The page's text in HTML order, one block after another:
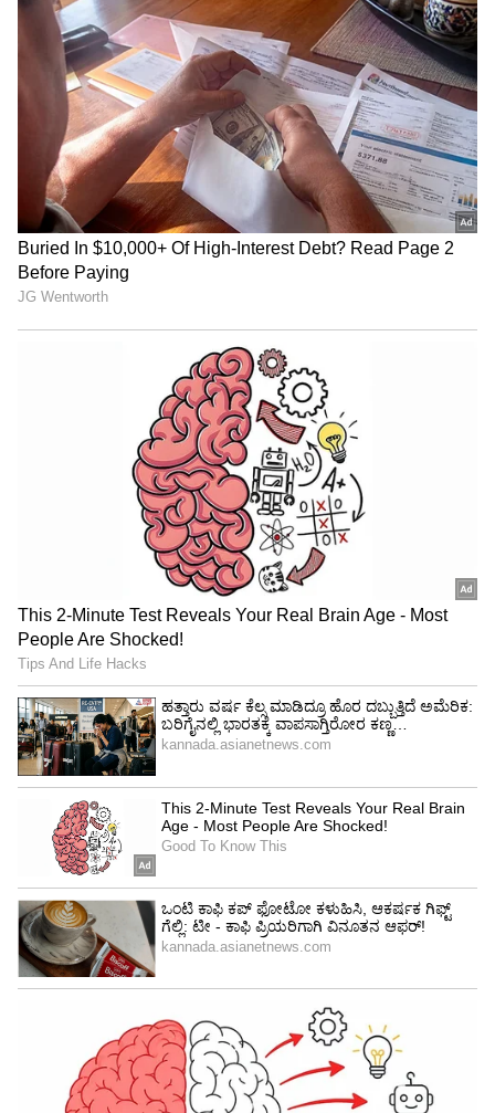
ಆಕ್ಟೀವ್‌ ನಾಯ್ಸ್‌ ಕ್ಯಾನ್ಸಲೇಷನ್‌ ಅಥವಾ ಎಎನ್‌ಸಿ ಎಂಬುದು
ಪ್ರತಿಯೊಬ್ಬ ಇಯರ್‌ಬಡ್ ಯೂಸರ್‌ ಹುಡುಕುವ ಪ್ರಮುಖ
ವೈಶಿಷ್ಟ್ಯವಾಗಿದೆ. Enco Air5 Pro ಕೇವಲ ಸುತ್ತಮುತ್ತಲಿನ
ಗೊಂದಲಗಳನ್ನು ನಿವಾರಿಸುವುದು ಮಾತ್ರವಲ್ಲದೆ, ಶಾಂತವಾದ
ಆಲಿಸುವ ವಾತಾವರಣವನ್ನು ಸೃಷ್ಟಿಸುತ್ತದೆ. ಇದು 5000Hz
ಅಲ್ಟ್ರಾ-ವೈಡ್ ಫ್ರೀಕ್ವೆನ್ಸಿ ಶ್ರೇಣಿಯಲ್ಲಿ 55dB ANC ಅನ್ನು
ನೀಡುತ್ತದೆ; ಈ ಫೀಚರ್ ಇದಕ್ಕಿಂತ ಹೆಚ್ಚಿನ ಬೆಲೆಯ
ಇಯರ್‌ಬಡ್ಸ್‌ಗಳಲ್ಲೂ ಸಿಗುವುದು ಅಪರೂಪ.
ಹೆಚ್ಚಿನ ಇಯರ್‌ಬಡ್ಸ್‌ಗಳು ಭಾರೀ ಶಬ್ದಗಳನ್ನು ಹೊರತುಪಡಿಸಿ
ದೈನಂದಿನ ಪರಿಸರದ ಮಧ್ಯಮ-ಫ್ರೀಕ್ವೆನ್ಸಿ ಗದ್ದಲಗಳನ್ನು
ತಡೆಯಲು ಹೆಣಗಾಡುತ್ತವೆ. ಆದರೆ, Enco Air5 Pro
ವಿಶಾಲವಾದ ಧ್ವನಿ ಸ್ಪೆಕ್ಟ್ರಮ್‌ನಾದ್ಯಂತ ಗದ್ದಲವನ್ನು
ಪರಿಣಾಮಕಾರಿಯಾಗಿ ಕಡಿಮೆ ಮಾಡುತ್ತದೆ. ಇದರ ANC
ವೈಶಿಷ್ಟ್ಯವು ಸ್ಥಿರವಾಗಿರದೆ, ಸುತ್ತಮುತ್ತಲಿನ ಪರಿಸರಕ್ಕೆ ತಕ್ಕಂತೆ
ಸ್ವಯಂಚಾಲಿತವಾಗಿ ಹೊಂದಿಕೊಳ್ಳುತ್ತದೆ. ಇದರಲ್ಲಿ ಅಡಾಪ್ಟಿವ್
ವಿಂಡ್ ನಾಯ್ಸ್ ರಿಡಕ್ಷನ್ ಫೀಚರ್ ಇದ್ದು, ಬೈಕ್ ಸವಾರಿ
ಮಾಡುವಾಗ, ನಡೆಯುವಾಗ ಅಥವಾ ಗಾಳಿ ಇರುವ ದಿನದಂದು
ಹೊರಗಡೆ ಇರುವಾಗ ಇಯರ್‌ಬಡ್ಸ್ ಬಳಸುವವರಿಗೆ ಇದು
ತುಂಬಾ ಸಹಕಾರಿಯಾಗಿದೆ. ಈ ಇಯರ್‌ಬಡ್ಸ್ ಗಾಳಿಯ ಸದ್ದು
ಮತ್ತು ಸುತ್ತಲಿನ ಇತರೆ ಶಬ್ದಗಳ ನಡುವಿನ ವ್ಯತ್ಯಾಸವನ್ನು
ಟ್ರಂಪ್ ಐತಿಹಾಸಿಕ ಒಪ್ಪಂದ | India US
Trade Deal | Party Rounds